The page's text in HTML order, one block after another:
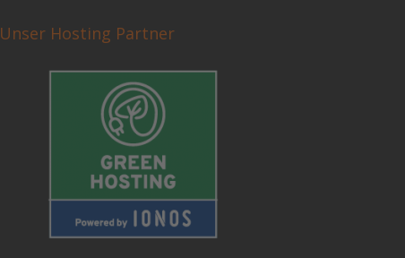
Unser Hosting Partner